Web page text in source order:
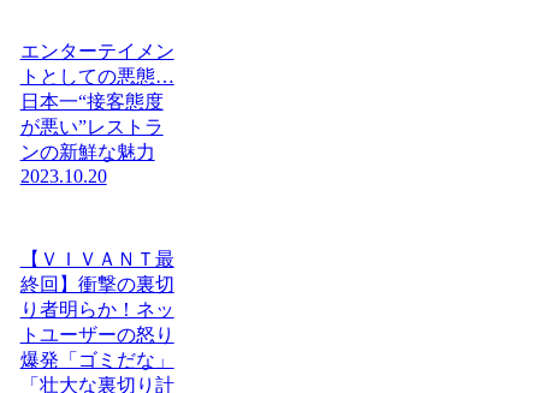
エンターテイメン
トとしての悪態…
日本一“接客態度
が悪い”レストラ
ンの新鮮な魅力
2023.10.20
【ＶＩＶＡＮＴ最
終回】衝撃の裏切
り者明らか！ネッ
トユーザーの怒り
爆発「ゴミだな」
「壮大な裏切り計